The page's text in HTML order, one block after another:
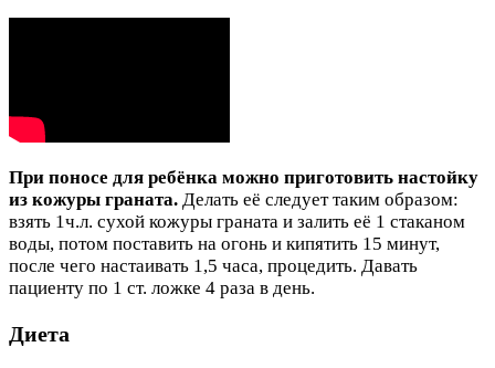
При поносе для ребёнка можно приготовить настойку
из кожуры граната. Делать её следует таким образом:
взять 1ч.л. сухой кожуры граната и залить её 1 стаканом
воды, потом поставить на огонь и кипятить 15 минут,
после чего настаивать 1,5 часа, процедить. Давать
пациенту по 1 ст. ложке 4 раза в день.
Диета